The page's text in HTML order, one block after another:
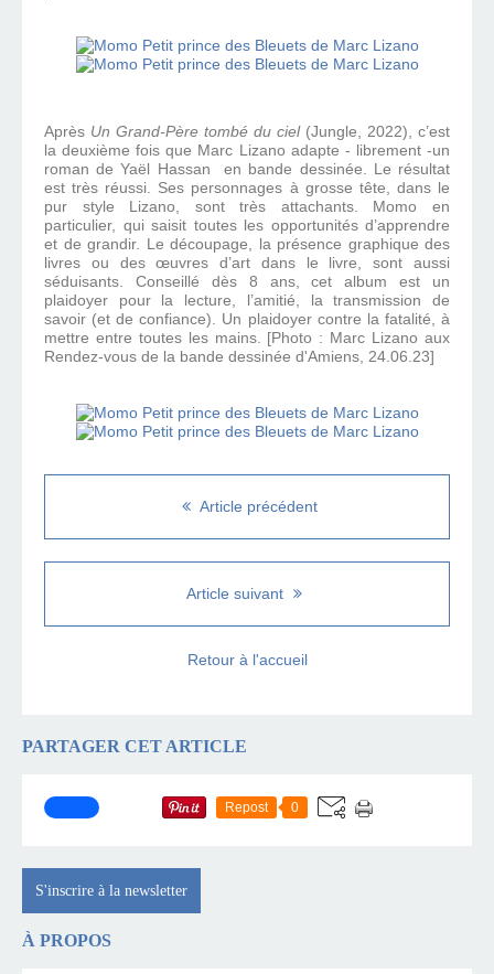
Après Un Grand-Père tombé du ciel(Jungle, 2022), c’est
la deuxième fois que Marc Lizano adapte - librement -un
roman de Yaël Hassan en bande dessinée. Le résultat
est très réussi. Ses personnages à grosse tête, dans le
pur style Lizano, sont très attachants. Momo en
particulier, qui saisit toutes les opportunités d’apprendre
et de grandir. Le découpage, la présence graphique des
livres ou des œuvres d’art dans le livre, sont aussi
séduisants. Conseillé dès 8 ans, cet album est un
plaidoyer pour la lecture, l’amitié, la transmission de
savoir (et de confiance). Un plaidoyer contre la fatalité, à
mettre entre toutes les mains. [Photo : Marc Lizano aux
Rendez-vous de la bande dessinée d'Amiens, 24.06.23]
Article précédent
Article suivant
Retour à l'accueil
PARTAGER CET ARTICLE
Repost 0
S'inscrire à la newsletter
À PROPOS